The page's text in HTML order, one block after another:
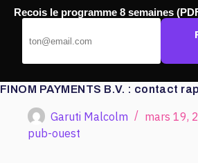
Passer
FINOM PAYMENTS B.V. : contact
Garuti Malcolm
mars 19,
pub-ouest
Recois le programme 8 semaines